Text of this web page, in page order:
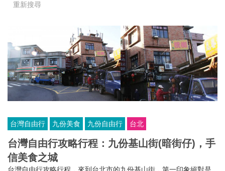
重新搜尋
台灣自由行 九份美食 九份自由行 台北
台灣自由行攻略行程：九份基山街(暗街仔)，手
信美食之城